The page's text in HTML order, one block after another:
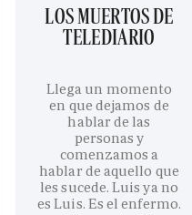
LOS MUERTOS DE
TELEDIARIO
Llega un momento
en que dejamos de
hablar de las
personas y
comenzamos a
hablar de aquello que
les sucede. Luis ya no
es Luis. Es el enfermo.